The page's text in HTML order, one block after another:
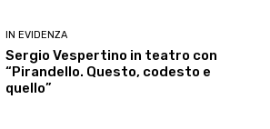
IN EVIDENZA
Sergio Vespertino in teatro con
“Pirandello. Questo, codesto e
quello”